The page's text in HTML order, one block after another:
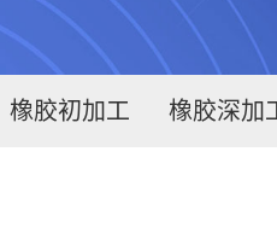
橡胶初加工 橡胶深加